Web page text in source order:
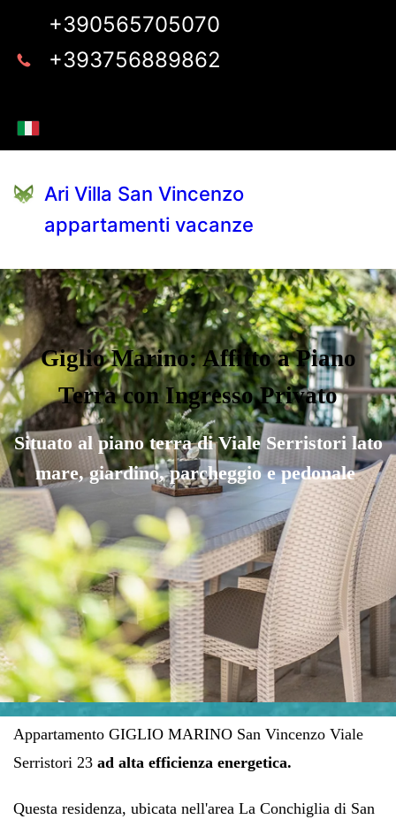
Ari Villa San Vincenzo
appartamenti vacanze
+390565705070
+393756889862
Giglio Marino: Affitto a Piano
Terra con Ingresso Privato
Situato al piano terradi Viale Serristori lato
mare, giardino, parcheggio e pedonale
Appartamento GIGLIO MARINO San Vincenzo Viale
Serristori 23 ad alta efficienza energetica.
Questa residenza, ubicata nell'area La Conchiglia di San